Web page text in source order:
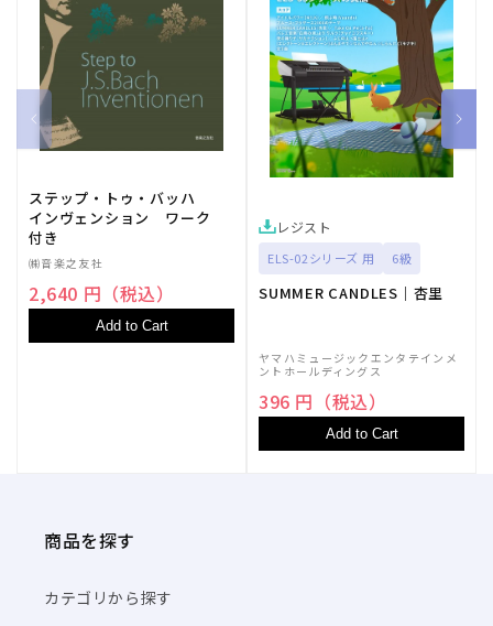
ステップ・トゥ・バッハ
インヴェンション ワーク
付き
㈱音楽之友社
2,640 円（税込）
Add to Cart
レジスト
ELS-02シリーズ 用 6級
SUMMER CANDLES｜杏里
ヤマハミュージックエンタテインメ
ントホールディングス
396 円（税込）
Add to Cart
商品を探す
カテゴリから探す